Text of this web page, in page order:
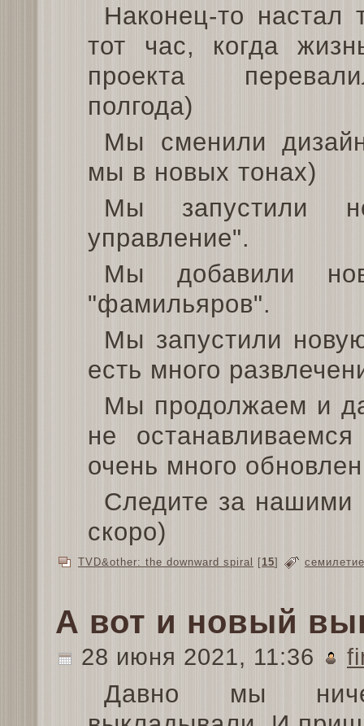
Наконец-то настал
тот час, когда
проекта
полгода)
Мы сменили
мы в новых тонах)
Мы запустили
управление".
Мы добавили
"фамильяров".
Мы запустили
есть много
Мы продолжаем и
не
очень много
Следите за нашими
скоро)
TVD&other: the downward spiral [15] семилетие
А вот и новый
28 июня 2021, 11:36
Давно мы